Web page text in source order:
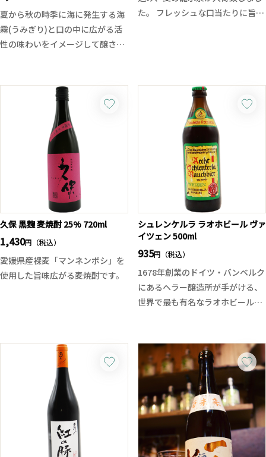
枠を超え、ウイスキーやラム、テ
スピリッツ”として再定義する挑
戦！焼酎は、レストランだけの酒
ではない。BARという舞台でどこ
まで表現できるのか。その可能性
の「兆し」を、ぜひグラスの中で
体験してください。
夏から秋の時季に海に発生する海
霧(うみぎり)と口の中に広がる活
性の味わいをイメージして醸され
以前まではスパークリングとして
発売されておりましたが、さらに
そこから進化した新・爽酒となり
ます。瓶内二次発酵による軽快な
発泡感と共に山田錦の旨味を感じ
つつ、うすにごりのボリューム
感。味は爽やかでキリッとした味
わいに仕上がっております。シュ
ワシュワ爽やかな福海、夏の新定
番酒です。
た。 フレッシュな口当たりに旨味
うにキレていくまさに打ち上げ花
火のような辛口の味わい。
余韻も心地よく食事の邪魔をしま
せん、BBQや焼き鳥などの料理か
ら、薬味を添えた夏の魚料理、夏
野菜のパスタや豚しゃぶ、カルパ
ッチョなどとも相性が良さそうで
久保 黒麹 麦焼酎 25% 720ml
1,430円（税込）
愛媛県産裸麦「マンネンボシ」を
使用した旨味広がる麦焼酎です。
を余すことなく楽しむことができ
ます。香りと旨味のバランスよ
く、穏やかで柔らかい風味です。
適度なボディを持ち、飲み飽きし
ない味わい、様々な飲み方で楽し
めますが、スッキリ楽しみたい時
はロックがお勧めです。
シュレンケルラ ラオホビール ヴァ
イツェン 500ml
935円（税込）
1678年創業のドイツ・バンベルク
にあるヘラー醸造所が手がける、
世界で最も有名なラオホビール。
イツェン特有の爽やかな発泡感と
フルーティーな香りに、スモーキ
ーなアロマが絶妙に調和した、稀
有な味わいを実現しています。
バンベルクはユネスコ世界遺産に
も指定される美しい街で、ラオホ
ビール発祥の地としても知られ、
その伝統は現在も6代目に受け継